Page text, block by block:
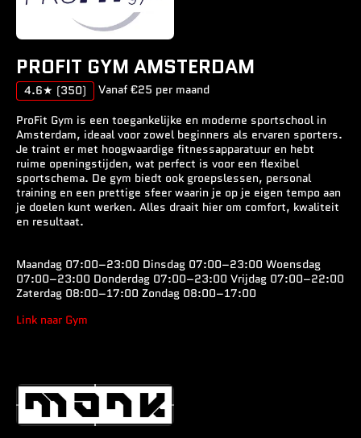
PROFIT GYM AMSTERDAM
4.6★ (350)
Vanaf €25 per maand
ProFit Gym is een toegankelijke en moderne sportschool in
Amsterdam, ideaal voor zowel beginners als ervaren sporters.
Je traint er met hoogwaardige fitnessapparatuur en hebt
ruime openingstijden, wat perfect is voor een flexibel
sportschema. De gym biedt ook groepslessen, personal
training en een prettige sfeer waarin je op je eigen tempo aan
je doelen kunt werken. Alles draait hier om comfort, kwaliteit
en resultaat.
Maandag 07:00–23:00 Dinsdag 07:00–23:00 Woensdag
07:00–23:00 Donderdag 07:00–23:00 Vrijdag 07:00–22:00
Zaterdag 08:00–17:00 Zondag 08:00–17:00
Link naar Gym